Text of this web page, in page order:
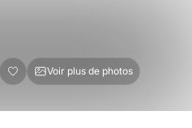
Voir plus de photos